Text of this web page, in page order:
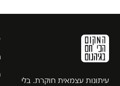
עיתונות עצמאית חוקרת. בלי